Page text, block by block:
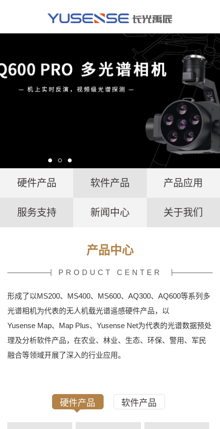
硬件产品 软件产品 产品应用
服务支持 新闻中心 关于我们
产品中心
PRODUCT CENTER
形成了以MS200、MS400、MS600、AQ300、AQ600等系列多
光谱相机为代表的无人机载光谱遥感硬件产品，以
Yusense Map、Map Plus、Yusense Net为代表的光谱数据预处
理及分析软件产品，在农业、林业、生态、环保、警用、军民
融合等领域开展了深入的行业应用。
硬件产品 软件产品